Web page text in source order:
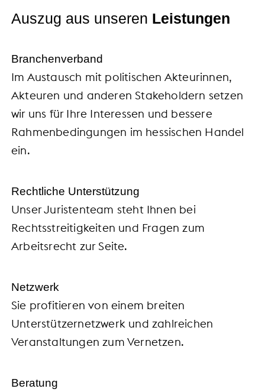
Auszug aus unseren Leistungen
Branchenverband
Im Austausch mit politischen Akteurinnen,
Akteuren und anderen Stakeholdern setzen
wir uns für Ihre Interessen und bessere
Rahmenbedingungen im hessischen Handel
ein.
Rechtliche Unterstützung
Unser Juristenteam steht Ihnen bei
Rechtsstreitigkeiten und Fragen zum
Arbeitsrecht zur Seite.
Netzwerk
Sie profitieren von einem breiten
Unterstützernetzwerk und zahlreichen
Veranstaltungen zum Vernetzen.
Beratung